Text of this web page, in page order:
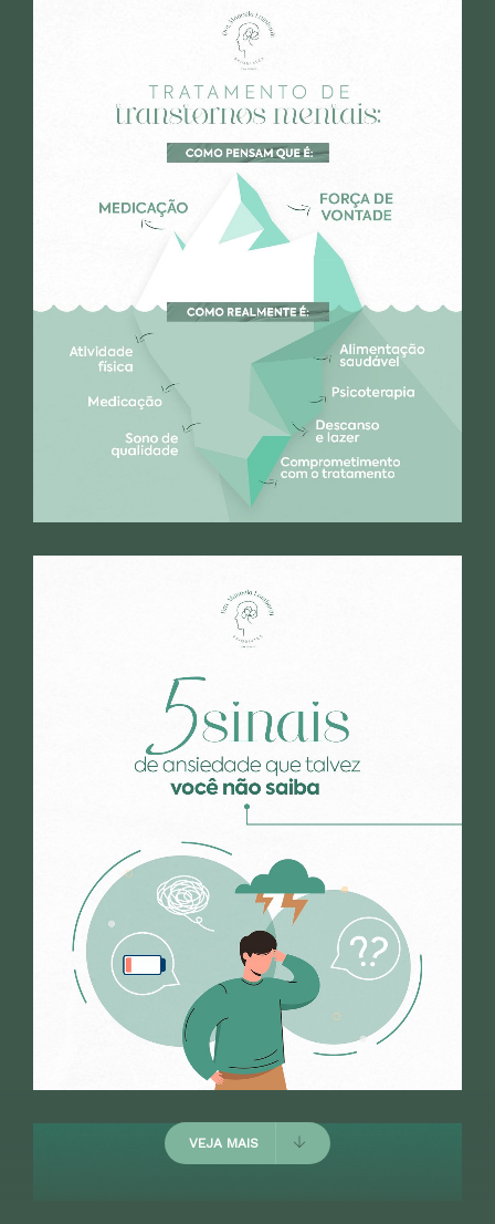
Atendimento humanizado,
empático e com explicações
técnicas muito claras.
Esperançosa com o tratamento
Muito atenciosa, e cheia de
detalhes. Muito boa consulta!
Paciente
Parabéns, doutora, pelo
excelente atendimento.
Destaco a qualidade das suas
perguntas, a clareza nas
explicações e os
direcionamentos feitos com
base no passado e no presente
do paciente. Gostamos muito
da dinâmica da consulta e,
principalmente, da sua
paciência em ouvir cada
detalhe. Excelente profissional.
VEJA MAIS